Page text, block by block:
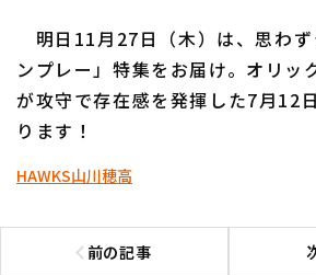
明日11月27日（木）は、思わず
ンプレー」特集をお届け。オリッ
が攻守で存在感を発揮した7月12
ります！
HAWKS山川穂高
前の記事
前の記事へ